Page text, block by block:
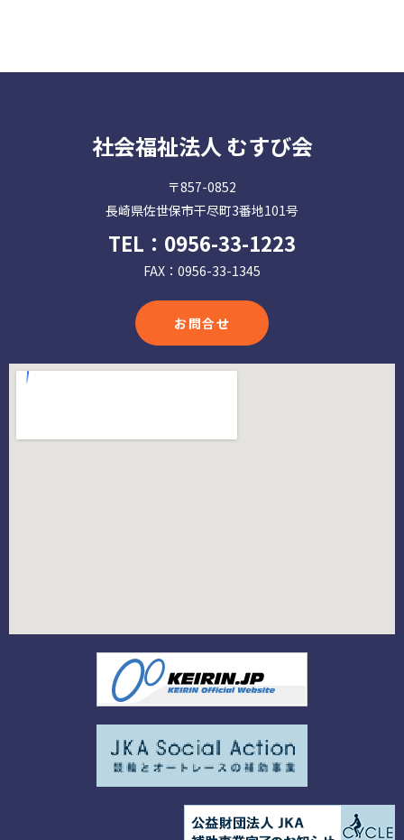
社会福祉法人 むすび会
〒857-0852
長崎県佐世保市干尽町3番地101号
TEL： 0956-33-1223
FAX：0956-33-1345
お問合せ